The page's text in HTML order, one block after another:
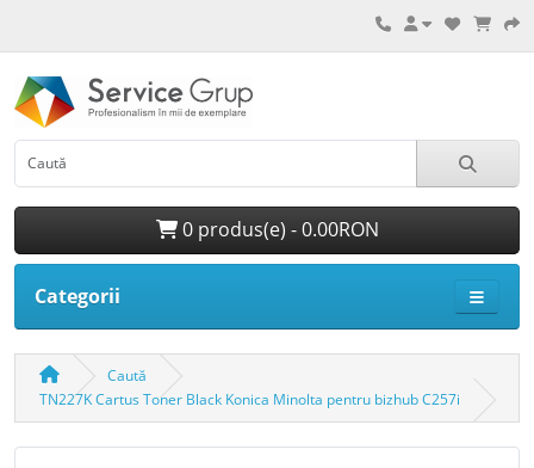
0 produs(e) - 0.00RON
Categorii
Caută
TN227K Cartus Toner Black Konica Minolta pentru bizhub C257i